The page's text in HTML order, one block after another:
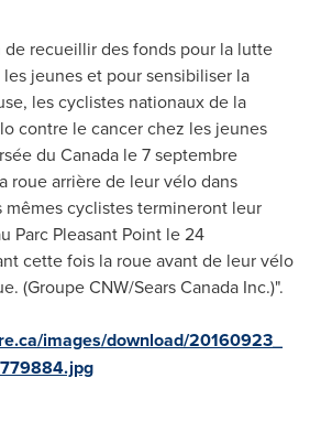
de recueillir des fonds pour la lutte
jeunes et pour sensibiliser la
les cyclistes nationaux de la
contre le cancer chez les jeunes
du Canada le 7 septembre
roue arrière de leur vélo dans
mêmes cyclistes termineront leur
Parc Pleasant Point le 24
cette fois la roue avant de leur vélo
(Groupe CNW/Sears Canada Inc.)".
images/download/20160923_